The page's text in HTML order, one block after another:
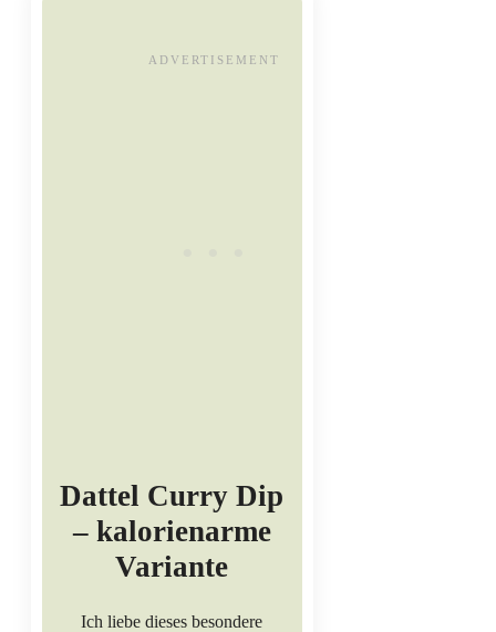
Dattel Curry Dip
– kalorienarme
Variante
Ich liebe dieses besondere